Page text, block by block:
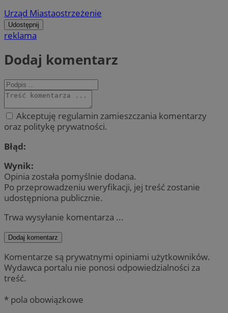
Urząd Miastaostrzeżenie
Udostępnij
reklama
Dodaj komentarz
Akceptuję regulamin zamieszczania komentarzy
oraz politykę prywatności.
Błąd:
Wynik:
Opinia została pomyślnie dodana.
Po przeprowadzeniu weryfikacji, jej treść zostanie
udostępniona publicznie.
Trwa wysyłanie komentarza ...
Dodaj komentarz
Komentarze są prywatnymi opiniami użytkowników.
Wydawca portalu nie ponosi odpowiedzialności za
treść.
* pola obowiązkowe